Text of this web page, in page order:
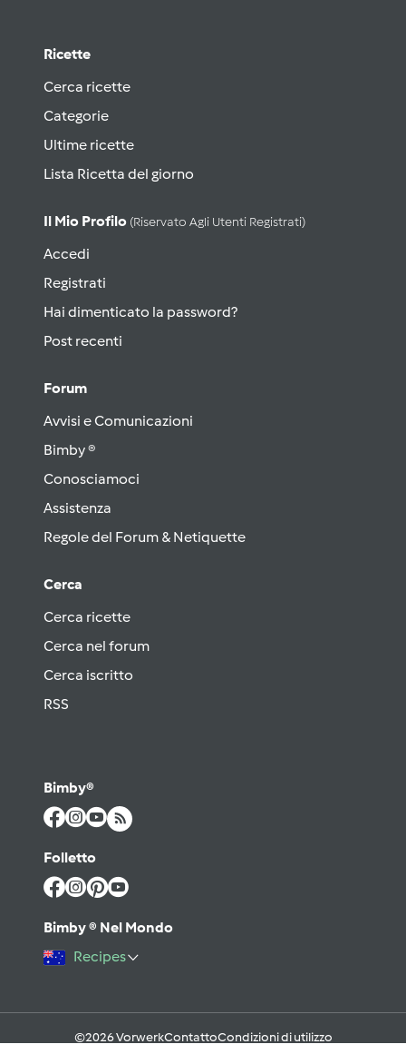
Ricette
Cerca ricette
Categorie
Ultime ricette
Lista Ricetta del giorno
Il Mio Profilo (riservato Agli Utenti Registrati)
Accedi
Registrati
Hai dimenticato la password?
Post recenti
Forum
Avvisi e Comunicazioni
Bimby ®
Conosciamoci
Assistenza
Regole del Forum & Netiquette
Cerca
Cerca ricette
Cerca nel forum
Cerca iscritto
RSS
Bimby®
Folletto
Bimby ® Nel Mondo
Recipes
©2026 VorwerkContattoCondizioni di utilizzo